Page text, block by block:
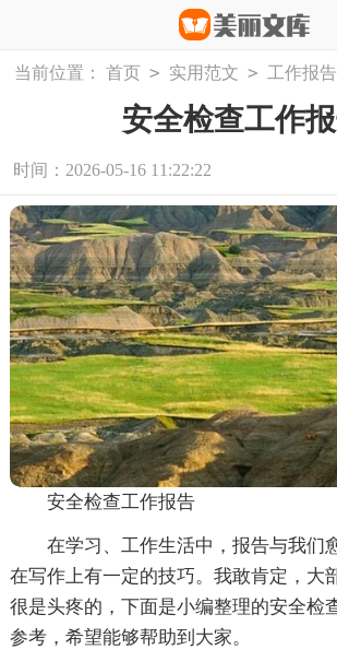
当前位置： 首页 > 实用范文 > 工作报告
安全检查工作
时间：2026-05-16 11:22:22
安全检查工作报告
在学习、工作生活中，报告与我们
在写作上有一定的技巧。我敢肯定，大
很是头疼的，下面是小编整理的安全检
参考，希望能够帮助到大家。